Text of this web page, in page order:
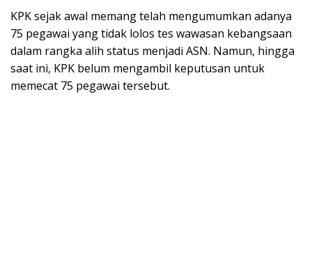
KPK sejak awal memang telah mengumumkan adanya
75 pegawai yang tidak lolos tes wawasan kebangsaan
dalam rangka alih status menjadi ASN. Namun, hingga
saat ini, KPK belum mengambil keputusan untuk
memecat 75 pegawai tersebut.